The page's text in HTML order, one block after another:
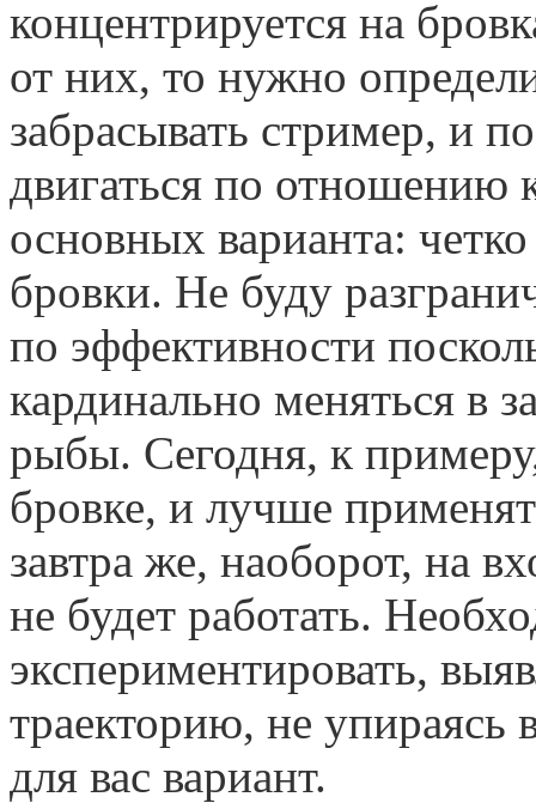
концентрируется на
от них, то нужно
забрасывать стример, и
двигаться по
основных варианта:
бровки. Не буду
по эффективности
кардинально меняться в
рыбы. Сегодня, к
бровке, и лучше
завтра же, наоборот, на
не будет работать.
экспериментировать,
траекторию, не
для вас вариант.